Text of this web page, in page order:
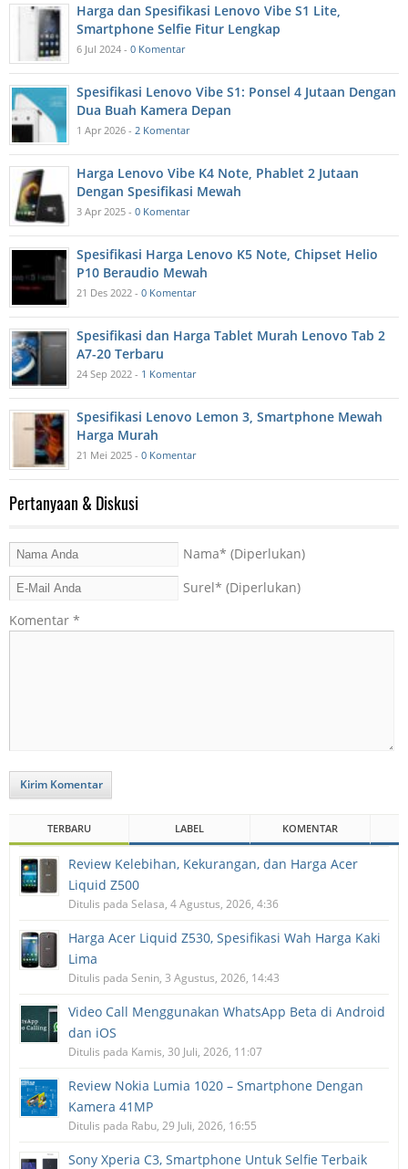
Harga dan Spesifikasi Lenovo Vibe S1 Lite,
Smartphone Selfie Fitur Lengkap
6 Jul 2024 - 0 Komentar
Spesifikasi Lenovo Vibe S1: Ponsel 4 Jutaan Dengan
Dua Buah Kamera Depan
1 Apr 2026 - 2 Komentar
Harga Lenovo Vibe K4 Note, Phablet 2 Jutaan
Dengan Spesifikasi Mewah
3 Apr 2025 - 0 Komentar
Spesifikasi Harga Lenovo K5 Note, Chipset Helio
P10 Beraudio Mewah
21 Des 2022 - 0 Komentar
Spesifikasi dan Harga Tablet Murah Lenovo Tab 2
A7-20 Terbaru
24 Sep 2022 - 1 Komentar
Spesifikasi Lenovo Lemon 3, Smartphone Mewah
Harga Murah
21 Mei 2025 - 0 Komentar
Pertanyaan & Diskusi
Nama* (Diperlukan)
Surel* (Diperlukan)
Komentar *
Kirim Komentar
TERBARU LABEL KOMENTAR
Review Kelebihan, Kekurangan, dan Harga Acer
Liquid Z500
Ditulis pada Selasa, 4 Agustus, 2026, 4:36
Harga Acer Liquid Z530, Spesifikasi Wah Harga Kaki
Lima
Ditulis pada Senin, 3 Agustus, 2026, 14:43
Video Call Menggunakan WhatsApp Beta di Android
dan iOS
Ditulis pada Kamis, 30 Juli, 2026, 11:07
Review Nokia Lumia 1020 – Smartphone Dengan
Kamera 41MP
Ditulis pada Rabu, 29 Juli, 2026, 16:55
Sony Xperia C3, Smartphone Untuk Selfie Terbaik